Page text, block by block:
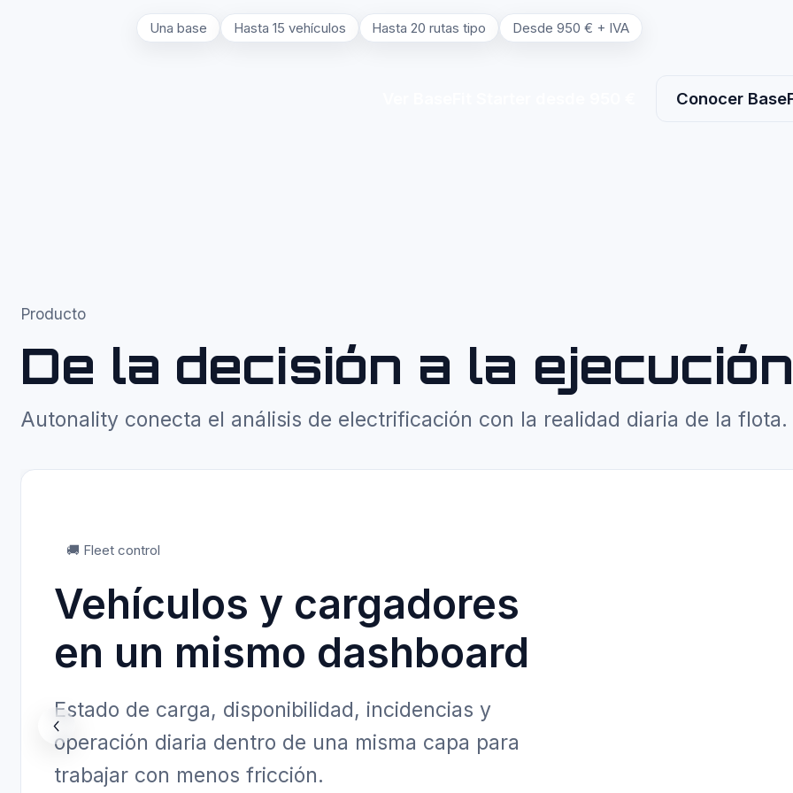
Una base Hasta 15 vehículos Hasta 20 rutas tipo Desde 950 € + IVA
Conocer
Producto
De la decisión a la
Autonality conecta el análisis de electrificación con la realidad diaria de la flota.
🚚 Fleet control
Vehículos y cargadores
en un mismo dashboard
Estado de carga, disponibilidad, incidencias y
operación diaria dentro de una misma capa para
trabajar con menos fricción.